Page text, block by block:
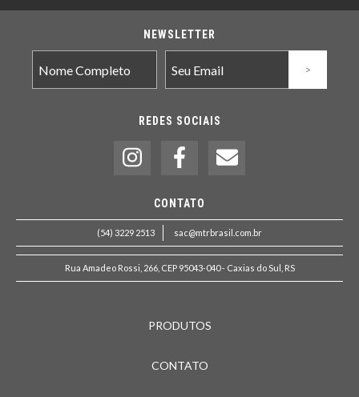
NEWSLETTER
REDES SOCIAIS
CONTATO
(54) 3229 2513 sac@mtrbrasil.com.br
Rua Amadeo Rossi, 266, CEP 95043-040 - Caxias do Sul, RS
PRODUTOS
CONTATO